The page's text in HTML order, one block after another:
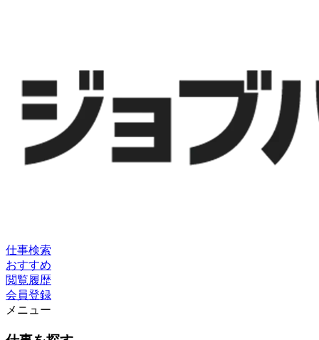
仕事検索
おすすめ
閲覧履歴
会員登録
メニュー